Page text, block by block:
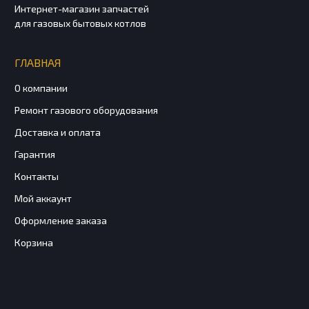
Интернет-магазин запчастей
для газовых бытовых котлов
ГЛАВНАЯ
О компании
Ремонт газового оборудования
Доставка и оплата
Гарантия
Контакты
Мой аккаунт
Оформление заказа
Корзина